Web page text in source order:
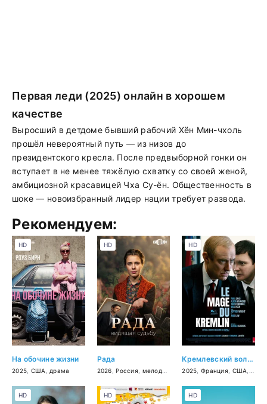
Первая леди (2025) онлайн в хорошем
качестве
Выросший в детдоме бывший рабочий Хён Мин-чхоль
прошёл невероятный путь — из низов до
президентского кресла. После предвыборной гонки он
вступает в не менее тяжёлую схватку со своей женой,
амбициозной красавицей Чха Су-ён. Общественность в
шоке — новоизбранный лидер нации требует развода.
Рекомендуем:
На обочине жизни
2025 США драма
HD
Рада
2026 ,Россия мелодрама ,детектив,криминал
HD
Кремлевский волшебник
2025 Франция США
HD
HD HD HD